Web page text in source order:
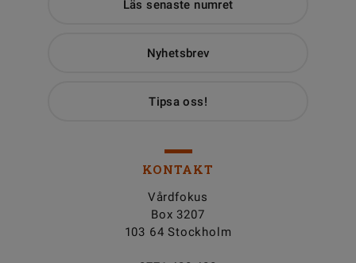
Läs senaste numret
Nyhetsbrev
Tipsa oss!
KONTAKT
Vårdfokus
Box 3207
103 64 Stockholm